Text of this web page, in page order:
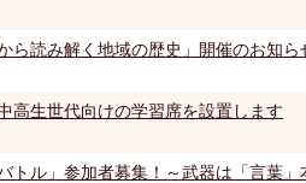
ら読み解く地域の歴史」開催のお知ら
高生世代向けの学習席を設置します
トル」参加者募集！～武器は「言葉